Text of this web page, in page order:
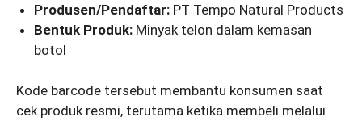
Produsen/Pendaftar: PT Tempo Natural Products
Bentuk Produk: Minyak telon dalam kemasan
botol
Kode barcode tersebut membantu konsumen saat
cek produk resmi, terutama ketika membeli melalui